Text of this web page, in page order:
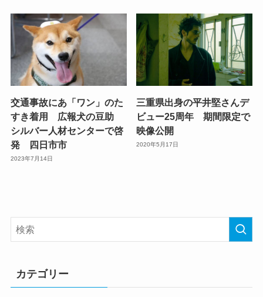
交通事故にあ「ワン」のた
すき着用 広報犬の豆助
シルバー人材センターで啓
発 四日市市
2023年7月14日
三重県出身の平井堅さんデ
ビュー25周年 期間限定で
映像公開
2020年5月17日
カテゴリー